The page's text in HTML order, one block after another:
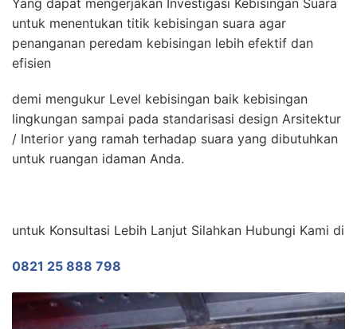
Yang dapat mengerjakan Investigasi Kebisingan Suara
untuk menentukan titik kebisingan suara agar
penanganan peredam kebisingan lebih efektif dan
efisien
demi mengukur Level kebisingan baik kebisingan
lingkungan sampai pada standarisasi design Arsitektur
/ Interior yang ramah terhadap suara yang dibutuhkan
untuk ruangan idaman Anda.
untuk Konsultasi Lebih Lanjut Silahkan Hubungi Kami di
0821 25 888 798